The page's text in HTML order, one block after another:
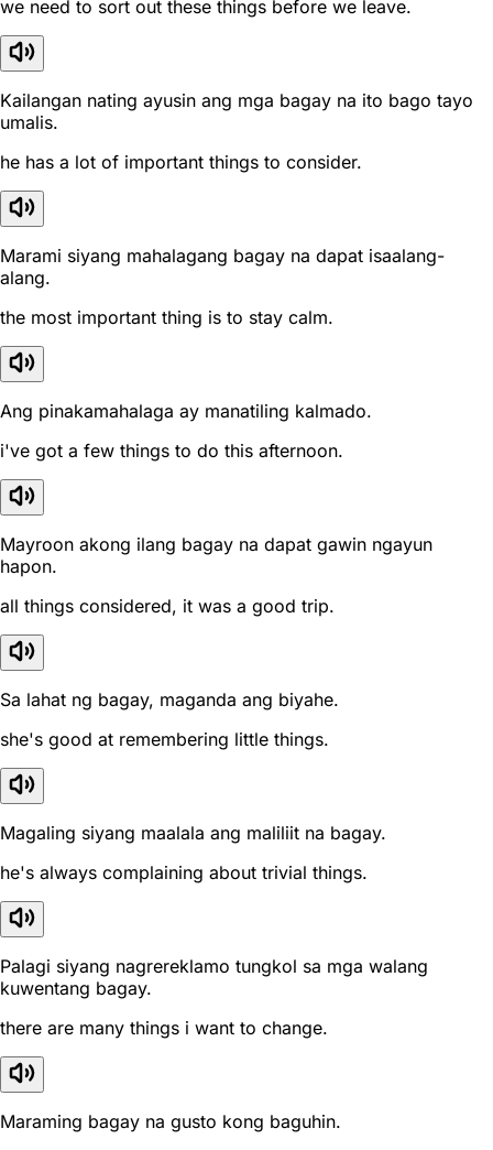
we need to sort out these things before we leave.
Kailangan nating ayusin ang mga bagay na ito bago tayo
umalis.
he has a lot of important things to consider.
Marami siyang mahalagang bagay na dapat isaalang-
alang.
the most important thing is to stay calm.
Ang pinakamahalaga ay manatiling kalmado.
i've got a few things to do this afternoon.
Mayroon akong ilang bagay na dapat gawin ngayun
hapon.
all things considered, it was a good trip.
Sa lahat ng bagay, maganda ang biyahe.
she's good at remembering little things.
Magaling siyang maalala ang maliliit na bagay.
he's always complaining about trivial things.
Palagi siyang nagrereklamo tungkol sa mga walang
kuwentang bagay.
there are many things i want to change.
Maraming bagay na gusto kong baguhin.